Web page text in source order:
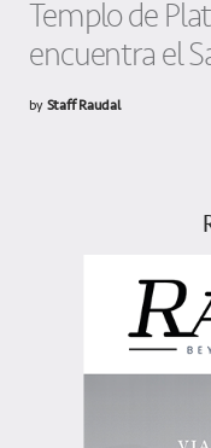
Templo de
encuentra el
byStaff Raudal